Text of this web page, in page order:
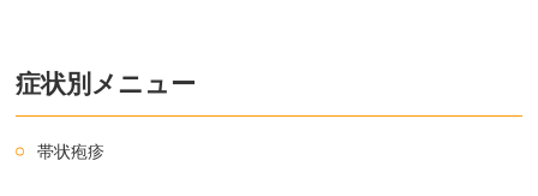
症状別メニュー
帯状疱疹